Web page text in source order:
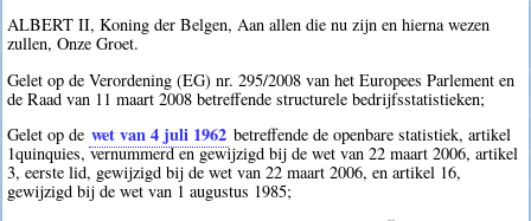
ALBERT II, Koning der Belgen, Aan allen die nu zijn en hierna wezen
zullen, Onze Groet.
Gelet op de Verordening (EG) nr. 295/2008 van het Europees Parlement en
de Raad van 11 maart 2008 betreffende structurele bedrijfsstatistieken;
Gelet op de wet van 4 juli 1962 betreffende de openbare statistiek, artikel
1quinquies, vernummerd en gewijzigd bij de wet van 22 maart 2006, artikel
3, eerste lid, gewijzigd bij de wet van 22 maart 2006, en artikel 16,
gewijzigd bij de wet van 1 augustus 1985;